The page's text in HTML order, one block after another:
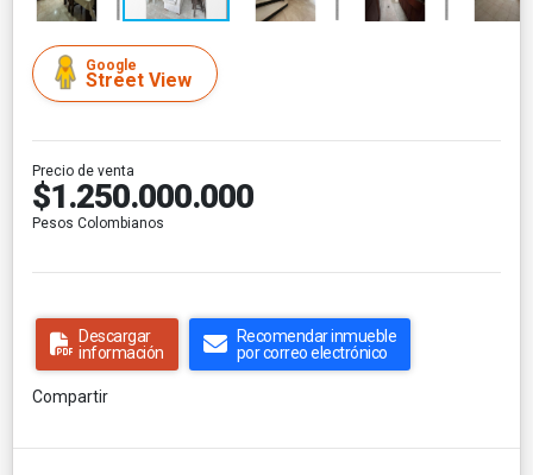
Google
Street View
Precio de venta
$1.250.000.000
Pesos Colombianos
Descargar
información
Recomendar inmueble
por correo electrónico
Compartir